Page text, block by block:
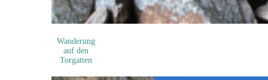
Wanderung
auf den
Torgatten